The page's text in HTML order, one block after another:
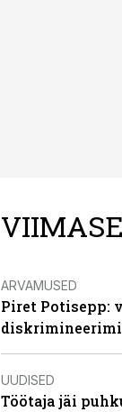
ARVAMUSED
Piret Potisepp:
UUDISED
Töötaja jäi